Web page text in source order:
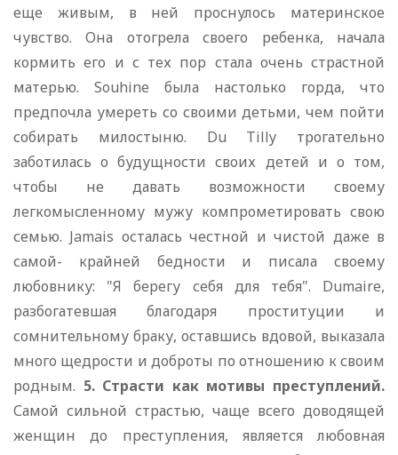
еще живым, в ней проснулось материнское
чувство. Она отогрела своего ребенка, начала
кормить его и с тех пор стала очень страстной
матерью. Souhine была настолько горда, что
предпочла умереть со своими детьми, чем пойти
собирать милостыню. Du Tilly трогательно
заботилась о будущности своих детей и о том,
чтобы не давать возможности своему
легкомысленному мужу компрометировать свою
семью. Jamais осталась честной и чистой даже в
самой- крайней бедности и писала своему
любовнику: "Я берегу себя для тебя". Dumaire,
разбогатевшая благодаря проституции и
сомнительному браку, оставшись вдовой, выказала
много щедрости и доброты по отношению к своим
родным. 5. Страсти как мотивы преступлений.
Самой сильной страстью, чаще всего доводящей
женщин до преступления, является любовная